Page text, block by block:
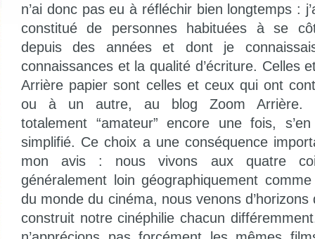
n’ai donc pas eu à réfléchir bien longtemps :
constitué de personnes habituées à se
depuis des années et dont je
connaissances et la qualité d’écriture. Celles
Arrière papier sont celles et ceux qui ont
ou à un autre, au blog Zoom Arrière.
totalement “amateur” encore une fois,
simplifié. Ce choix a une conséquence
mon avis : nous vivons aux quatre
généralement loin géographiquement
du monde du cinéma, nous venons
construit notre cinéphilie chacun